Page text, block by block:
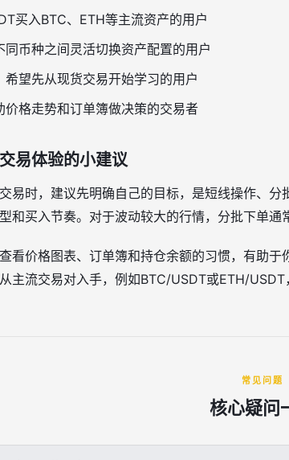
买入BTC、ETH等主流资产的用户
同币种之间灵活切换资产配置的用户
希望先从现货交易开始学习的用户
价格走势和订单簿做决策的交易者
易体验的小建议
易时，建议先明确自己的目标，是短线操作、
和买入节奏。对于波动较大的行情，分批下单通
看价格图表、订单簿和持仓余额的习惯，有助
主流交易对入手，例如BTC/USDT或ETH/USDT
常见问题
核心疑问